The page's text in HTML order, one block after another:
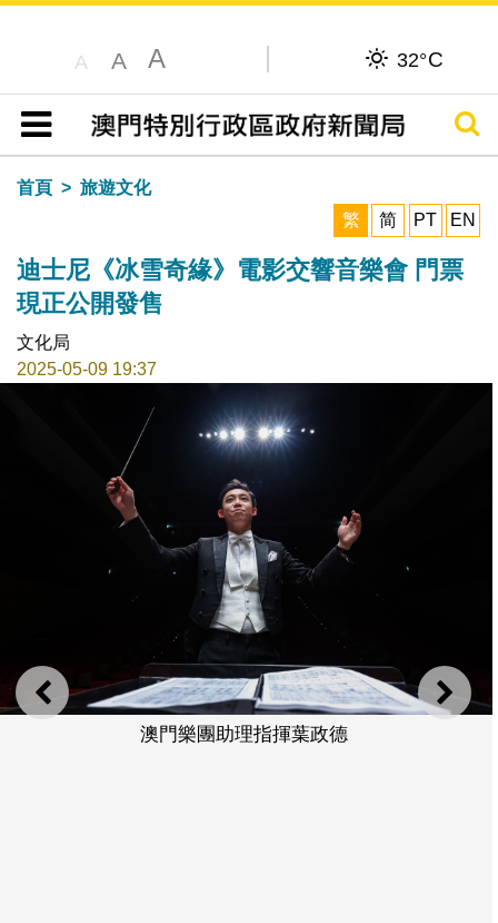
A A A 32°C
目錄
搜尋
首頁
旅遊文化
繁
简 PT EN
迪士尼《冰雪奇緣》電影交響音樂會 門票
現正公開發售
文化局
2025-05-09 19:37
上一則 下一
澳門樂團助理指揮葉政德